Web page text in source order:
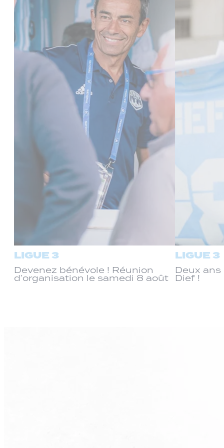
LIGUE 3
Devenez bénévole ! Réunion
d’organisation le samedi 8 août
LIGUE 3
Deux
Dief !